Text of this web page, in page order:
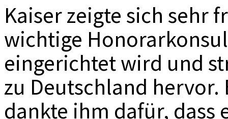
Kaiser zeigte sich sehr
wichtige
eingerichtet wird und
zu Deutschland
dankte ihm dafür, dass